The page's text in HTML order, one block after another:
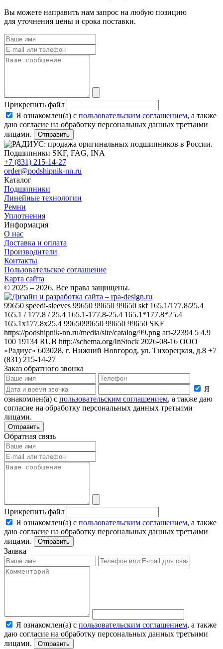
Вы можете направить нам запрос на любую позицию
для уточнения цены и срока поставки.
Прикрепить файл
Я ознакомлен(а) с пользовательским соглашением, а также
даю согласие на обработку персональных данных третьими
лицами.
Отправить
+7 (831) 215-14-27
order@podshipnik-nn.ru
Каталог
Подшипники
Линейные технологии
Ремни
Уплотнения
Информация
О нас
Доставка и оплата
Производители
Контакты
Пользовательское соглашение
Карта сайта
© 2025 – 2026, Все права защищены.
99650 speedi-sleeves 99650 99650 99650 skf 165.1/177.8/25.4
165.1 / 177.8 / 25.4 165.1-177.8-25.4 165.1*177.8*25.4
165.1x177.8x25.4 9965099650 99650 99650 SKF
https://podshipnik-nn.ru/media/site/catalog/99.png art-22394 5 4.9
100 19134 RUB http://schema.org/InStock 2026-08-16 ООО
«Радиус» 603028, г. Нижний Новгород, ул. Тихорецкая, д.8 +7
(831) 215-14-27
Заказ обратного звонка
Я
ознакомлен(а) с пользовательским соглашением, а также даю
согласие на обработку персональных данных третьими
лицами.
Отправить
Обратная связь
Прикрепить файл
Я ознакомлен(а) с пользовательским соглашением, а также
даю согласие на обработку персональных данных третьими
лицами.
Отправить
Заявка
Я ознакомлен(а) с пользовательским соглашением, а также
даю согласие на обработку персональных данных третьими
лицами.
Отправить